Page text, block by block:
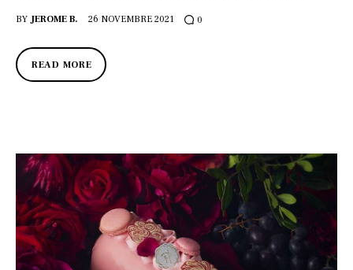
BY JEROME B. 26 NOVEMBRE 2021 0
READ MORE